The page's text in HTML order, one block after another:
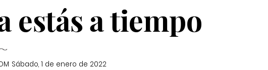
estás a tiempo
Sábado, 1 de enero de 2022